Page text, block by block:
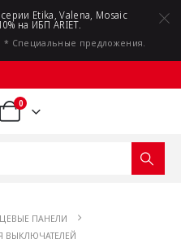
Etika, Valena, Mosaic
на ИБП ARIET.
* Специальные предложения.
0
ПАНЕЛИ
ВЫКЛЮЧАТЕЛЕЙ